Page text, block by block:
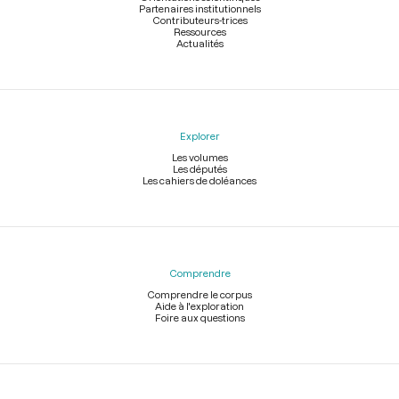
Partenaires institutionnels
Contributeurs-trices
Ressources
Actualités
Explorer
Les volumes
Les députés
Les cahiers de doléances
Comprendre
Comprendre le corpus
Aide à l'exploration
Foire aux questions